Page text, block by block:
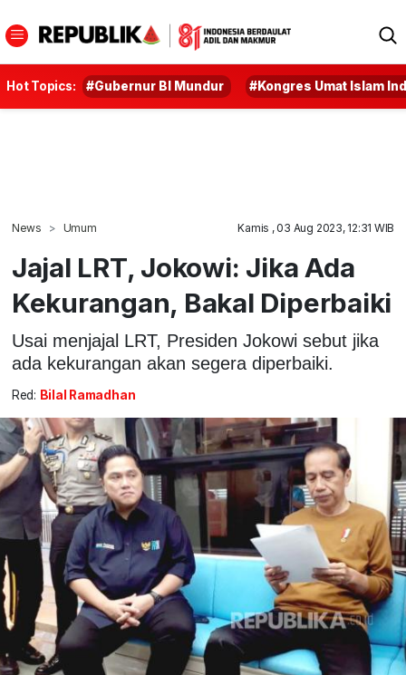
Hot Topics: #Gubernur BI Mundur #Kongres Umat Islam
News Umum Kamis , 03 Aug 2023, 12:31 WIB
Jajal LRT, Jokowi: Jika Ada
Kekurangan, Bakal Diperbaiki
Usai menjajal LRT, Presiden Jokowi sebut jika
ada kekurangan akan segera diperbaiki.
Red: Bilal Ramadhan